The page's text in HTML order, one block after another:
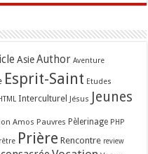
Asie Author Aventure
Esprit-Saint Etudes
Interculturel Jésus Jeunes
Amos Pauvres Pèlerinage PHP
Prière Rencontre review